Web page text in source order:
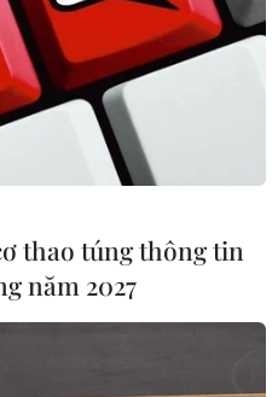
thao túng thông tin
năm 2027